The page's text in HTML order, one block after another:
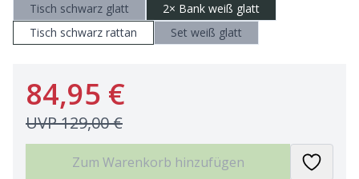
Tisch schwarz glatt
2× Bank weiß glatt
Tisch schwarz rattan
Set weiß glatt
84,95 €
UVP129,00 €
Zum Warenkorb hinzufügen